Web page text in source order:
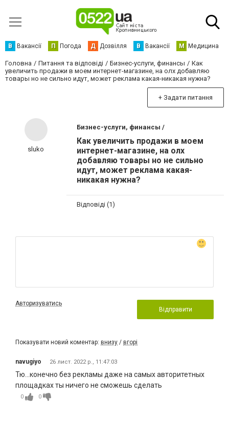
В Вакансії П Погода Д Дозвілля В Вакансії М Медицина
Головна Питання та відповіді Бизнес-услуги, финансы
Как
увеличить продажи в моем интернет-магазине, на олх добавляю
товары но не сильно идут, может реклама какая-никакая нужна?
+ Задати питання
sluko
Бизнес-услуги, финансы /
Как увеличить продажи в моем
интернет-магазине, на олх
добавляю товары но не сильно
идут, может реклама какая-
никакая нужна?
Відповіді (1)
Авторизуватись
Відправити
Показувати новий коментар: внизу / вгорі
navugiyo 26 лист. 2022 р., 11:47:03
Тю...конечно без рекламы даже на самых авторитетных
площадках ты ничего не сможешь сделать
0 0